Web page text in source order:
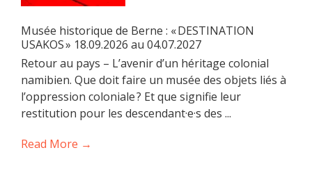
Musée historique de Berne : « DESTINATION
USAKOS » 18.09.2026 au 04.07.2027
Retour au pays – L’avenir d’un héritage colonial
namibien. Que doit faire un musée des objets liés à
l’oppression coloniale ? Et que signifie leur
restitution pour les descendant·e·s des ...
Read More →